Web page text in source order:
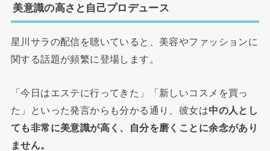
美意識の高さと自己プロデュース
星川サラの配信を聴いていると、美容やファッションに
関する話題が頻繁に登場します。
「今日はエステに行ってきた」「新しいコスメを買っ
た」といった発言からも分かる通り、彼女は中の人とし
ても非常に美意識が高く、自分を磨くことに余念があり
ません。